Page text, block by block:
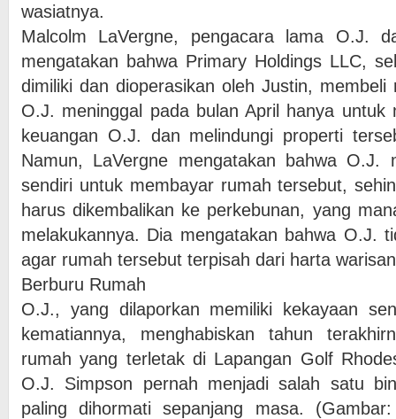
wasiatnya.
Malcolm LaVergne, pengacara lama O.J.
mengatakan bahwa Primary Holdings LLC,
dimiliki dan dioperasikan oleh Justin,
O.J. meninggal pada bulan April hanya untuk
keuangan O.J. dan melindungi properti
Namun, LaVergne mengatakan bahwa O.J.
sendiri untuk membayar rumah tersebut,
harus dikembalikan ke perkebunan, yang
melakukannya. Dia mengatakan bahwa O.J.
agar rumah tersebut terpisah dari harta
Berburu Rumah
O.J., yang dilaporkan memiliki kekayaan
kematiannya, menghabiskan tahun
rumah yang terletak di Lapangan Golf
O.J. Simpson pernah menjadi salah satu
paling dihormati sepanjang masa.